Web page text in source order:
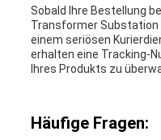
Sobald Ihre Bestellung
Transformer
einem seriösen
erhalten eine Tracking-
Ihres Produkts zu
Häufige Fragen: